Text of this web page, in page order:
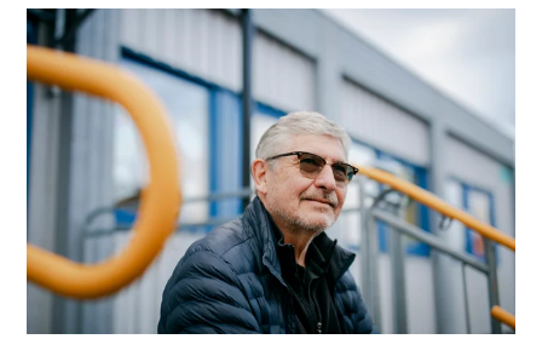
Nyheter
Artiklar, guider & insikter